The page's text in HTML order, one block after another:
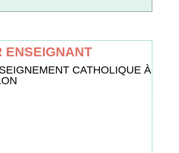
ENSEIGNANT
CATHOLIQUE À